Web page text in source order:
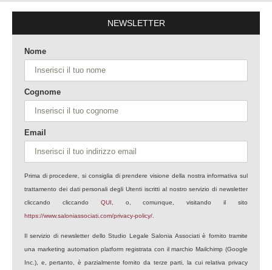
NEWSLETTER
Nome
Cognome
Email
Prima di procedere, si consiglia di prendere visione della nostra informativa sul
trattamento dei dati personali degli Utenti iscritti al nostro servizio di newsletter
cliccando cliccando QUI , o, comunque, visitando il sito
https://www.saloniassociati.com/privacy-policy/
Il servizio di newsletter dello Studio Legale Salonia Associati è fornito tramite
una marketing automation platform registrata con il marchio Mailchimp (Google
Inc.), e, pertanto, è parzialmente fornito da terze parti, la cui relativa privacy